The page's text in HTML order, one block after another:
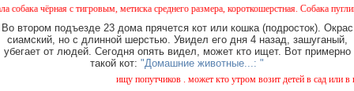
с тигровым, метиска среднего размера, короткошерстная. Собака пугливая, не
Во втором подъезде 23 дома прячется кот или кошка (подросток). Окрас
сиамский, но с длинной шерстью. Увидел его дня 4 назад, зашуганый,
убегает от людей. Сегодня опять видел, может кто ищет. Вот примерно
такой кот: "Домашние животные...: "
ищу попутчиков . может кто утром возит детей в сад или в